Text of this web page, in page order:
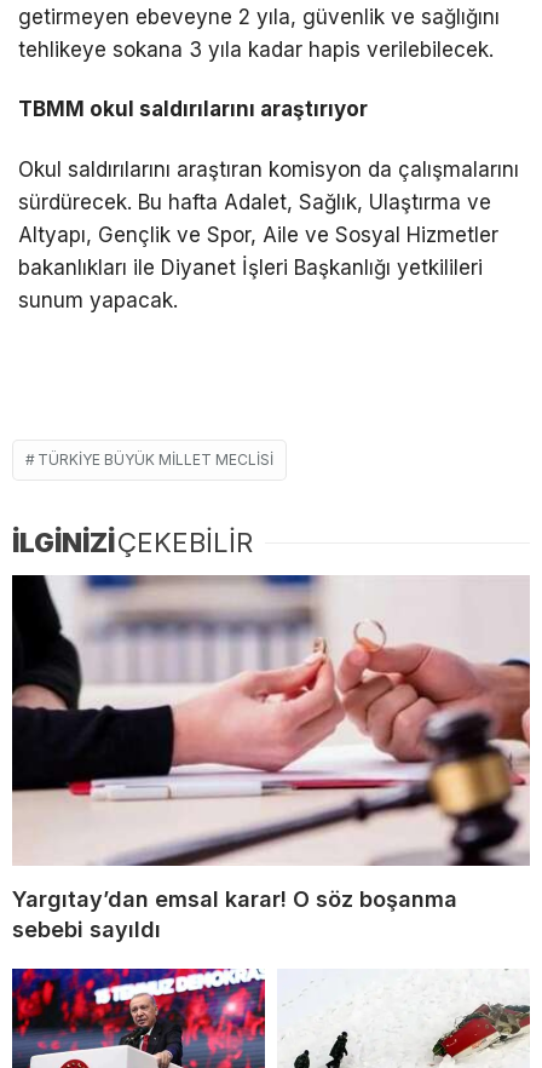
getirmeyen ebeveyne 2 yıla, güvenlik ve sağlığını
tehlikeye sokana 3 yıla kadar hapis verilebilecek.
TBMM okul saldırılarını araştırıyor
Okul saldırılarını araştıran komisyon da çalışmalarını
sürdürecek. Bu hafta Adalet, Sağlık, Ulaştırma ve
Altyapı, Gençlik ve Spor, Aile ve Sosyal Hizmetler
bakanlıkları ile Diyanet İşleri Başkanlığı yetkilileri
sunum yapacak.
TÜRKIYE BÜYÜK MILLET MECLISI
İLGİNİZİÇEKEBİLİR
Yargıtay’dan emsal karar! O söz boşanma
sebebi sayıldı